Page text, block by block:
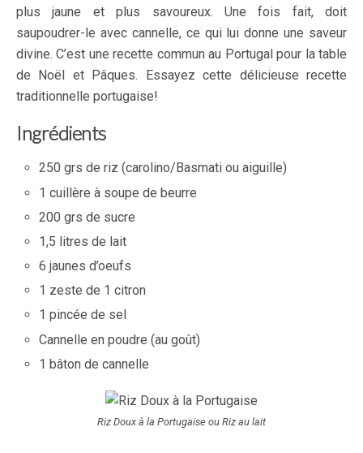
plus jaune et plus savoureux. Une fois fait, doit
saupoudrer-le avec cannelle, ce qui lui donne une saveur
divine. C’est une recette commun au Portugal pour la table
de Noël et Pâques. Essayez cette délicieuse recette
traditionnelle portugaise!
Ingrédients
250 grs de riz (carolino/Basmati ou aiguille)
1 cuillère à soupe de beurre
200 grs de sucre
1,5 litres de lait
6 jaunes d’oeufs
1 zeste de 1 citron
1 pincée de sel
Cannelle en poudre (au goût)
1 bâton de cannelle
Riz Doux à la Portugaise ou Riz au lait